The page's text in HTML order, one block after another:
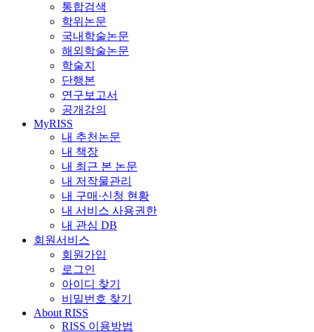
통합검색
학위논문
국내학술논문
해외학술논문
학술지
단행본
연구보고서
공개강의
MyRISS
내 추천논문
내 책장
내 최근 본 논문
내 저작물관리
내 구매·신청 현황
내 서비스 사용권한
내 관심 DB
회원서비스
회원가입
로그인
아이디 찾기
비밀번호 찾기
About RISS
RISS 이용방법